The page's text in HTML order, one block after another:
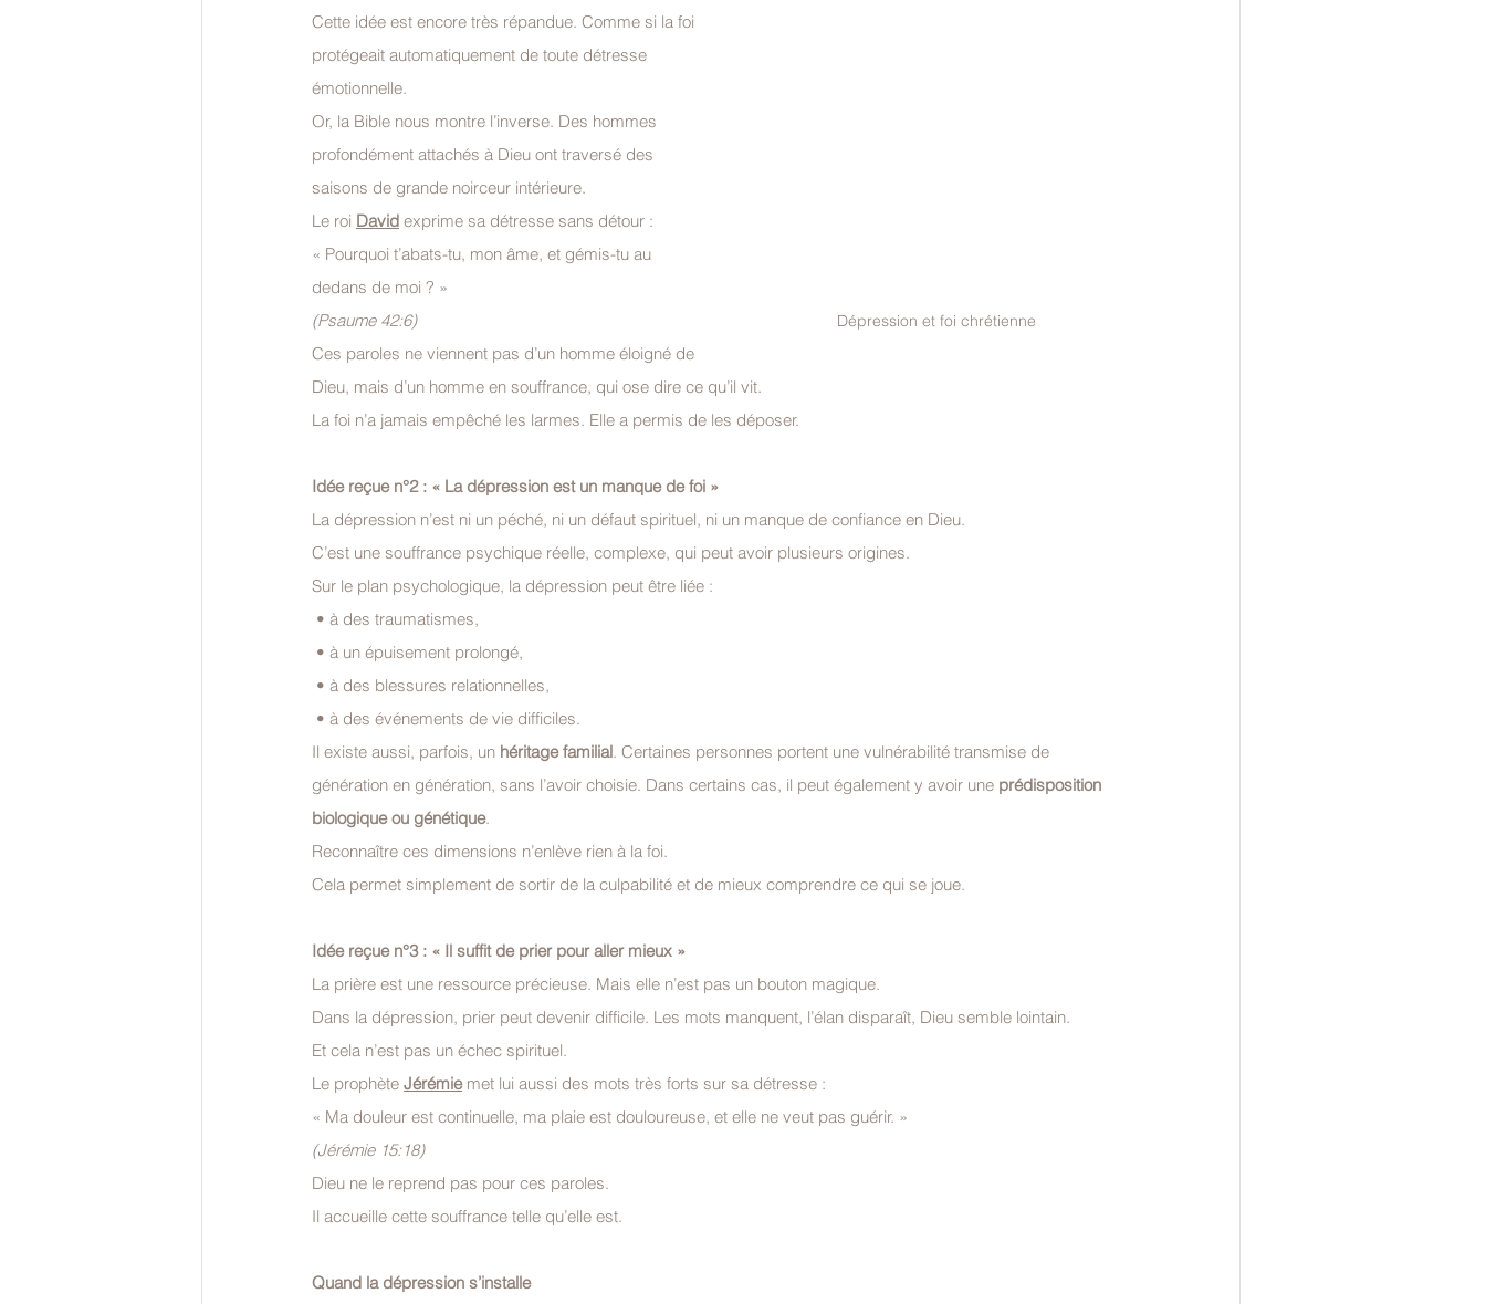
Dépression et foi chrétienne
Cette idée est encore très répandue. Comme si la foi
protégeait automatiquement de toute détresse
émotionnelle.
Or, la Bible nous montre l’inverse. Des hommes
profondément attachés à Dieu ont traversé des
saisons de grande noirceur intérieure.
Le roi David exprime sa détresse sans détour :
« Pourquoi t’abats-tu, mon âme, et gémis-tu au
dedans de moi ? »
(Psaume 42:6)
Ces paroles ne viennent pas d’un homme éloigné de
Dieu, mais d’un homme en souffrance, qui ose dire ce qu’il vit.
La foi n’a jamais empêché les larmes. Elle a permis de les déposer.
Idée reçue n°2 : « La dépression est un manque de foi »
La dépression n’est ni un péché, ni un défaut spirituel, ni un manque de confiance en Dieu.
C’est une souffrance psychique réelle, complexe, qui peut avoir plusieurs origines.
Sur le plan psychologique, la dépression peut être liée :
• à des traumatismes,
• à un épuisement prolongé,
• à des blessures relationnelles,
• à des événements de vie difficiles.
Il existe aussi, parfois, un héritage familial. Certaines personnes portent une vulnérabilité transmise de
génération en génération, sans l’avoir choisie. Dans certains cas, il peut également y avoir une prédisposition
biologique ou génétique.
Reconnaître ces dimensions n’enlève rien à la foi.
Cela permet simplement de sortir de la culpabilité et de mieux comprendre ce qui se joue.
Idée reçue n°3 : « Il suffit de prier pour aller mieux »
La prière est une ressource précieuse. Mais elle n’est pas un bouton magique.
Dans la dépression, prier peut devenir difficile. Les mots manquent, l’élan disparaît, Dieu semble lointain.
Et cela n’est pas un échec spirituel.
Le prophète Jérémie met lui aussi des mots très forts sur sa détresse :
« Ma douleur est continuelle, ma plaie est douloureuse, et elle ne veut pas guérir. »
(Jérémie 15:18)
Dieu ne le reprend pas pour ces paroles.
Il accueille cette souffrance telle qu’elle est.
Quand la dépression s’installe